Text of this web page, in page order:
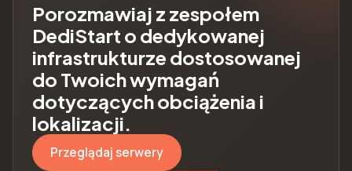
Porozmawiaj z zespołem
DediStart o dedykowanej
infrastrukturze dostosowanej
do Twoich wymagań
dotyczących obciążenia i
lokalizacji.
Przeglądaj serwery